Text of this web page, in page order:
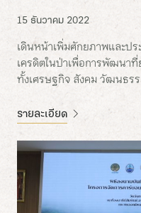
15 ธันวาคม 2022
เดินหน้าเพิ่มศักยภาพและป
เครดิตในป่าเพื่อการพัฒนา
ทั้งเศรษฐกิจ สังคม วัฒนธร
รายละเอียด